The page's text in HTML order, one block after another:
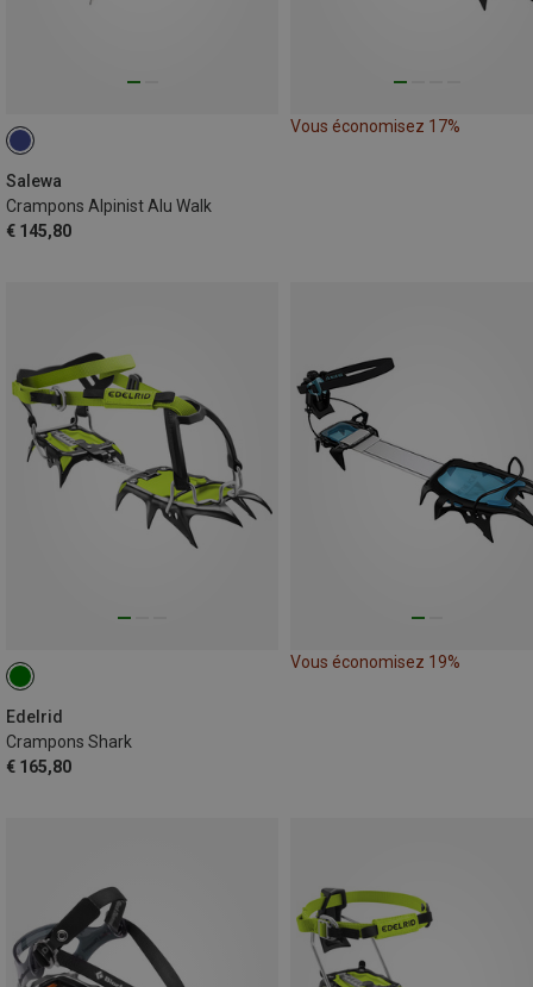
Salewa
Crampons Alpinist Alu Walk
€ 145,80
Vous économisez 17%
Edelrid
Crampons Shark
€ 165,80
Vous économisez 19%